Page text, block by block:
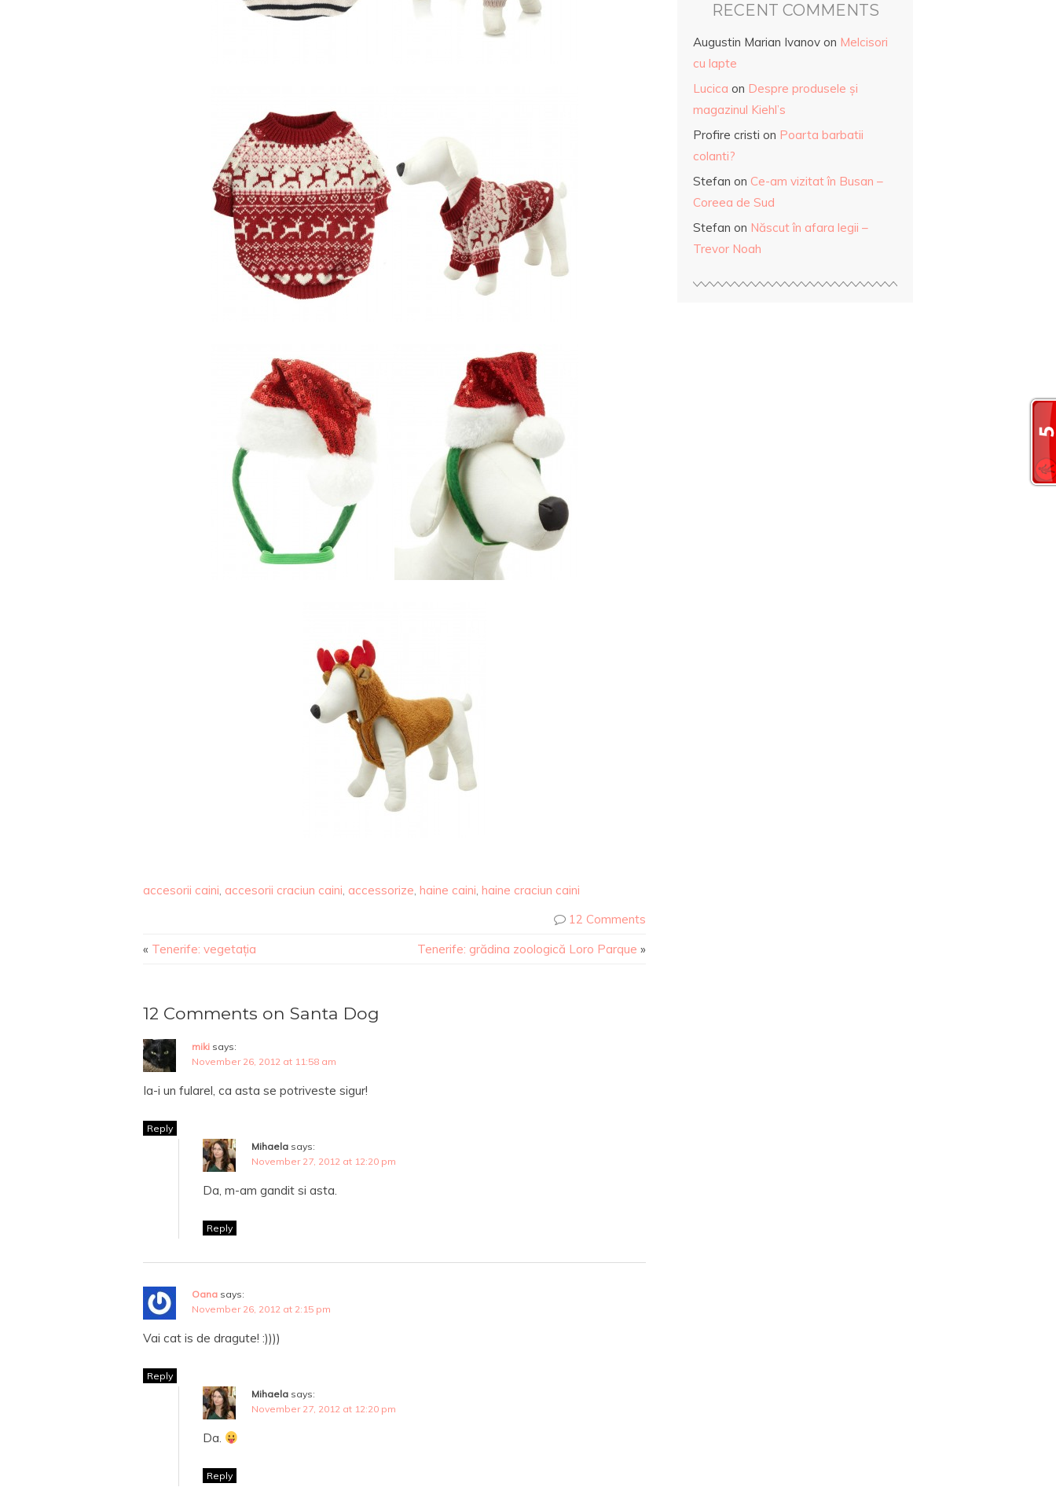
accesorii caini, accesorii craciun caini, accessorize, haine caini, haine craciun caini
12 Comments
« Tenerife: vegetația Tenerife: grădina zoologică Loro Parque »
12 Comments on Santa Dog
miki says:
November 26, 2012 at 11:58 am
Ia-i un fularel, ca asta se potriveste sigur!
Reply
Mihaela says:
November 27, 2012 at 12:20 pm
Da, m-am gandit si asta.
Reply
Oana says:
November 26, 2012 at 2:15 pm
Vai cat is de dragute! :))))
Reply
Mihaela says:
November 27, 2012 at 12:20 pm
Da.
Reply
RECENT COMMENTS
Augustin Marian Ivanov on Melcisori
cu lapte
Lucica on Despre produsele și
magazinul Kiehl’s
Profire cristi on Poarta barbatii
colanti?
Stefan on Ce-am vizitat în Busan –
Coreea de Sud
Stefan on Născut în afara legii –
Trevor Noah